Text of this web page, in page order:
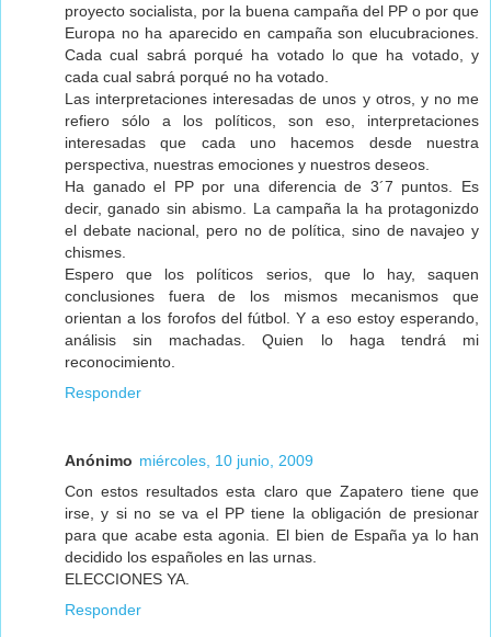
proyecto socialista, por la buena campaña del PP o por que
Europa no ha aparecido en campaña son elucubraciones.
Cada cual sabrá porqué ha votado lo que ha votado, y
cada cual sabrá porqué no ha votado.
Las interpretaciones interesadas de unos y otros, y no me
refiero sólo a los políticos, son eso, interpretaciones
interesadas que cada uno hacemos desde nuestra
perspectiva, nuestras emociones y nuestros deseos.
Ha ganado el PP por una diferencia de 3´7 puntos. Es
decir, ganado sin abismo. La campaña la ha protagonizdo
el debate nacional, pero no de política, sino de navajeo y
chismes.
Espero que los políticos serios, que lo hay, saquen
conclusiones fuera de los mismos mecanismos que
orientan a los forofos del fútbol. Y a eso estoy esperando,
análisis sin machadas. Quien lo haga tendrá mi
reconocimiento.
Responder
Anónimo miércoles, 10 junio, 2009
Con estos resultados esta claro que Zapatero tiene que
irse, y si no se va el PP tiene la obligación de presionar
para que acabe esta agonia. El bien de España ya lo han
decidido los españoles en las urnas.
ELECCIONES YA.
Responder